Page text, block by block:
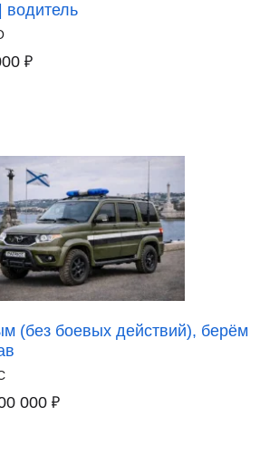
₽
(без боевых действий), берём
000 ₽